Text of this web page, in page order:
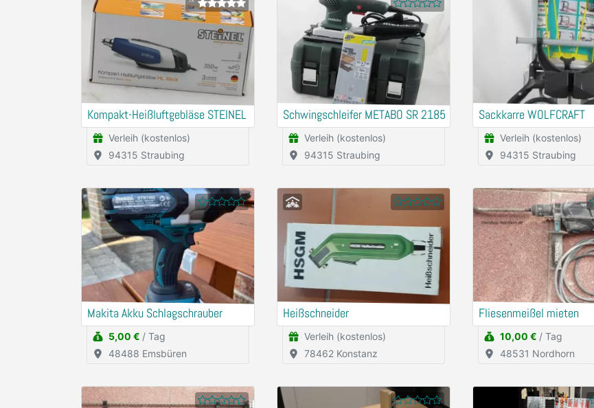
Kompakt-Heißluftgebläse STEINEL
Verleih (kostenlos)
94315 Straubing
Schwingschleifer METABO SR 2185
Verleih (kostenlos)
94315 Straubing
Sackkarre WOLFCRAFT
Verleih (kostenlos)
94315 Straubing
Makita Akku Schlagschrauber
5,00 € / Tag
48488 Emsbüren
Heißschneider
Verleih (kostenlos)
78462 Konstanz
Fliesenmeißel mieten
10,00 € / Tag
48531 Nordhorn